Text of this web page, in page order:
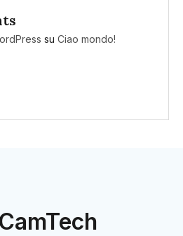
su Ciao mondo!